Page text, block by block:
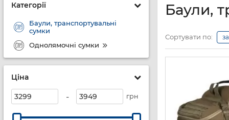
Категорії
Баули, транспортувальні
сумки
Однолямочні сумки
Ціна
- грн
Баули,
Сортувати по: